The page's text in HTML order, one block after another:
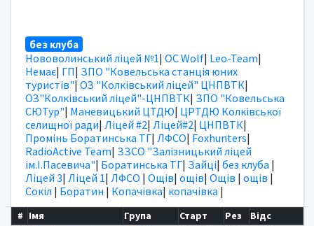
без клуба
Нововолинський ліцей №1| OC Wolf| Leo-Team|
Немає| ГП| ЗПО "Ковельська станція юних
туристів"| ОЗ "Колківський ліцей" ЦНПВТК|
ОЗ"Колківський ліцей"-ЦНПВТК| ЗПО "Ковельська
СЮТур"| Маневицький ЦТДЮ| ЦРТДЮ Колківської
селищної ради| Ліцей #2| Ліцей#2| ЦНПВТК|
Промінь Боратинська ТГ| ЛФСО| Foxhunters|
RadioActive Team| ЗЗСО "Залізницький ліцей
ім.І.Пасевича"| Боратинська ТГ| Зайці| без клуба |
Ліцей 3| Ліцей 1| ЛФСО | Ощів| ощів| Ощів | ощів |
Сокіл | Боратин | Копачівка| копачівка |
# Імя Група Старт Рез
Відс